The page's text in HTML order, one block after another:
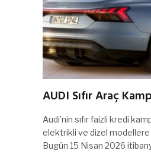
AUDI Sıfır Araç
Audi’nin sıfır faizli kredi
elektrikli ve dizel modellere
Bugün 15 Nisan 2026